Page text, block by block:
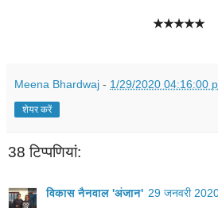
★★★★★
Meena Bhardwaj - 1/29/2020 04:16:00
शेयर करें
38 टिप्‍पणियां:
विकास नैनवाल 'अंजान' 29 जनवरी